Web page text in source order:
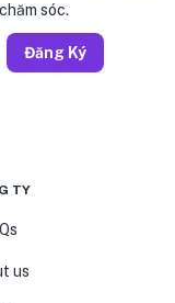
sóc.
Đăng Ký
TY
us